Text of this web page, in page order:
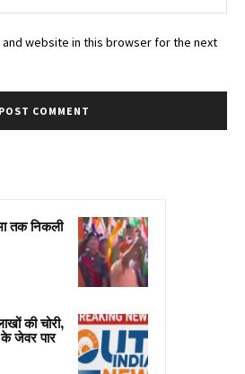
and website in this browser for the next
तक निकली
की चोरी,
जेवर पार